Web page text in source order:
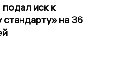
иск к
на 36